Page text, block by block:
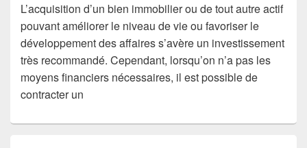
L’acquisition d’un bien immobilier ou de tout autre actif
pouvant améliorer le niveau de vie ou favoriser le
développement des affaires s’avère un investissement
très recommandé. Cependant, lorsqu’on n’a pas les
moyens financiers nécessaires, il est possible de
contracter un